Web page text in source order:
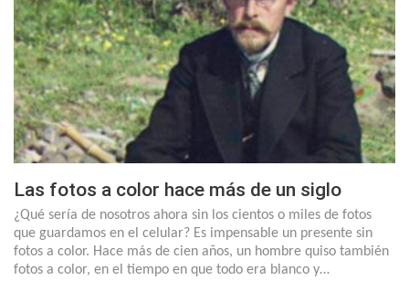
Las fotos a color hace más de un siglo
¿Qué sería de nosotros ahora sin los cientos o miles de fotos
que guardamos en el celular? Es impensable un presente sin
fotos a color. Hace más de cien años, un hombre quiso también
fotos a color, en el tiempo en que todo era blanco y…